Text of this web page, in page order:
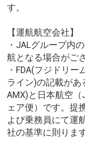
す。
【運航航空会社】
・JALグループ内
航となる場合がご
・FDA(フジドリ
ライン)の記載があ
AMX)と日本航空
ェア便）です。提
よび乗務員にて運
社の基準に則ります